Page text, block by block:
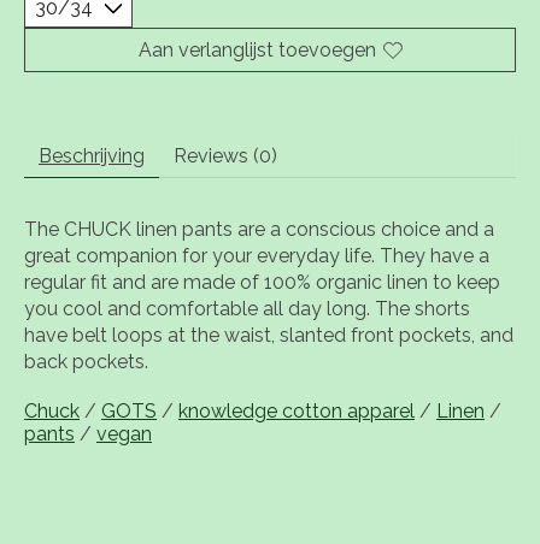
Aan verlanglijst toevoegen
Beschrijving Reviews (0)
The CHUCK linen pants are a conscious choice and a
great companion for your everyday life. They have a
regular fit and are made of 100% organic linen to keep
you cool and comfortable all day long. The shorts
have belt loops at the waist, slanted front pockets, and
back pockets.
Chuck / GOTS / knowledge cotton apparel / Linen /
pants / vegan